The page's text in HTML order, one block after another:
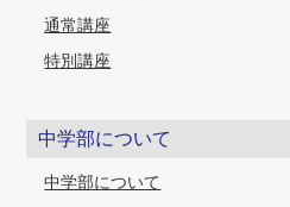
通常講座
特別講座
中学部について
中学部について